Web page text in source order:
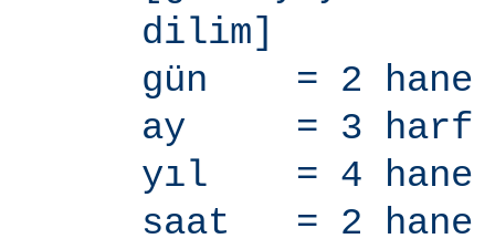
dilim]
gün = 2 hane
ay = 3 harf
yıl = 4 hane
saat = 2 hane